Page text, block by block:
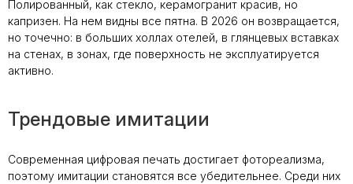
Полированный, как стекло, керамогранит красив, но
капризен. На нем видны все пятна. В 2026 он возвращается,
но точечно: в больших холлах отелей, в глянцевых вставках
на стенах, в зонах, где поверхность не эксплуатируется
активно.
Трендовые имитации
Современная цифровая печать достигает фотореализма,
поэтому имитации становятся все убедительнее. Среди них